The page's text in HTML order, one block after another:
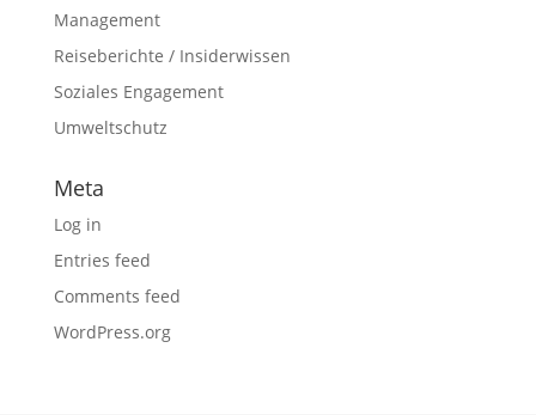
Management
Reiseberichte / Insiderwissen
Soziales Engagement
Umweltschutz
Meta
Log in
Entries feed
Comments feed
WordPress.org